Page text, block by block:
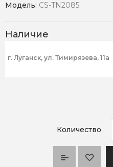
Модель: CS-TN2085
Наличие
г. Луганск, ул. Тимирязева, 11а
Количество